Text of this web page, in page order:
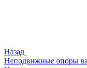
Назад
Неподвижные опоры